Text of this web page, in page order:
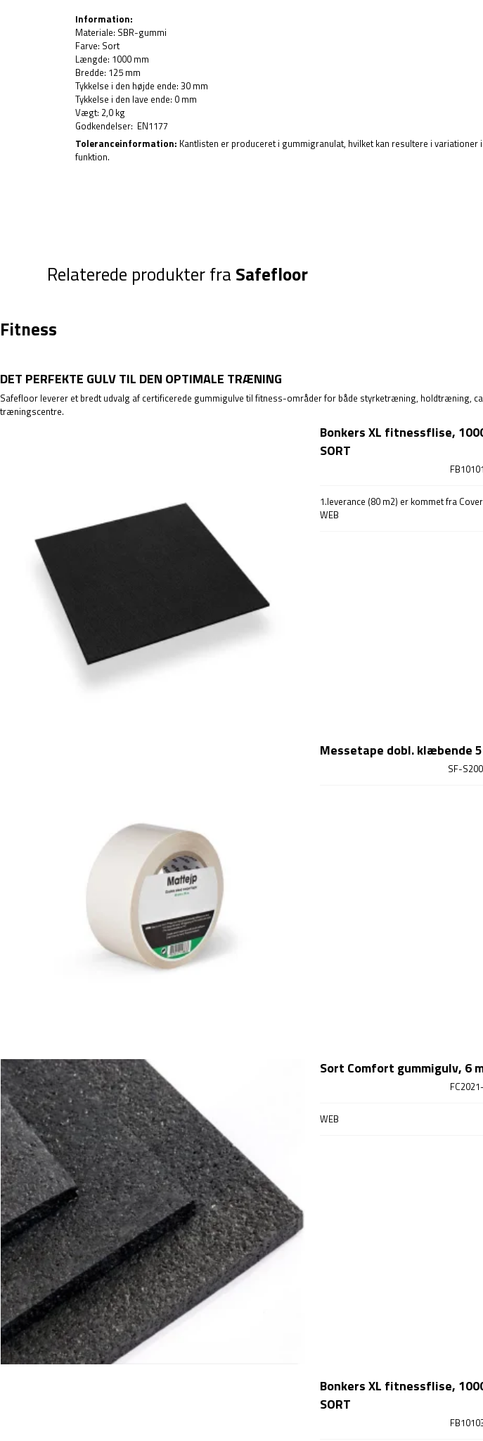
Information:
Materiale: SBR-gummi
Farve: Sort
Længde: 1000 mm
Bredde: 125 mm
Tykkelse i den højde ende: 30 mm
Tykkelse i den lave ende: 0 mm
Vægt: 2,0 kg
Godkendelser: EN1177
Toleranceinformation: Kantlisten er produceret i gummigranulat, hvilket kan resultere i
funktion.
Relaterede produkter fra Safefloor
Fitness
DET PERFEKTE GULV TIL DEN OPTIMALE TRÆNING
Safefloor leverer et bredt udvalg af certificerede gummigulve til fitness-områder for både styrketræning,
træningscentre.
Bonkers XL fitnessflise,
SORT
1.leverance (80 m2) er kommet fra
WEB
Messetape dobl. klæbende
SF-
Sort Comfort gummigulv, 6
WEB
Bonkers XL fitnessflise,
SORT